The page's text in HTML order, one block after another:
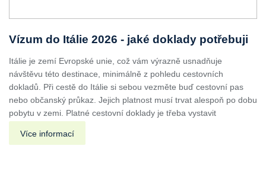
Vízum do Itálie 2026 - jaké doklady potřebuji
Itálie je zemí Evropské unie, což vám výrazně usnadňuje
návštěvu této destinace, minimálně z pohledu cestovních
dokladů. Při cestě do Itálie si sebou vezměte buď cestovní pas
nebo občanský průkaz. Jejich platnost musí trvat alespoň po dobu
pobytu v zemi. Platné cestovní doklady je třeba vystavit
Více informací